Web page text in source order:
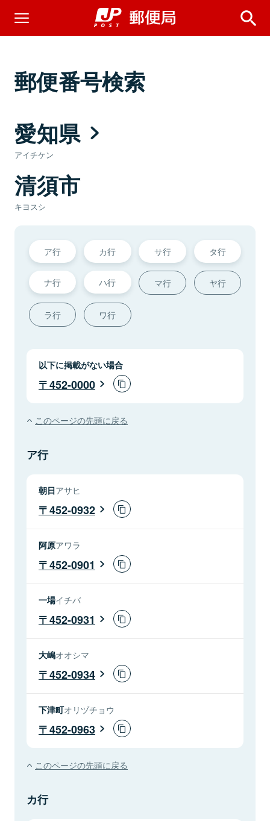
郵便番号検索
愛知県
アイチケン
清須市
キヨスシ
ア行 カ行 サ行 タ行
ナ行 ハ行 マ行 ヤ行
ラ行 ワ行
以下に掲載がない場合
452-0000
このページの先頭に戻る
ア行
朝日アサヒ
452-0932
阿原アワラ
452-0901
一場イチバ
452-0931
大嶋オオシマ
452-0934
下津町オリヅチョウ
452-0963
このページの先頭に戻る
カ行